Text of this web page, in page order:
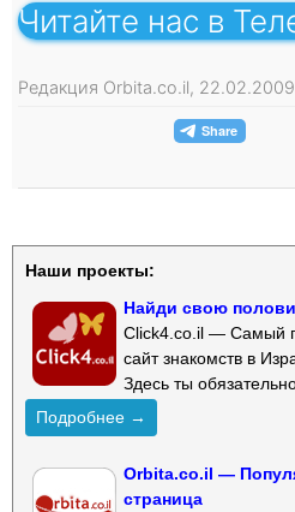
Читайте нас в
Редакция Orbita.co.il,
Наши проекты:
Найди свою
Click4.co.il — Самый
сайт знакомств в
Здесь ты
Подробнее →
Orbita.co.il —
страница